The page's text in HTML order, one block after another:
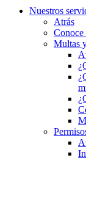
Nuestros
Atrás
Conoce
Multas